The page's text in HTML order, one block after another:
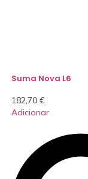
Suma Nova L6
182,70 €
Adicionar